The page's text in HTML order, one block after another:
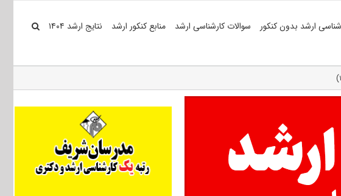
ارشد بدون کنکور سوالات کارشناسی ارشد منابع کنکور ارشد نتایج ارشد ۱۴۰۴